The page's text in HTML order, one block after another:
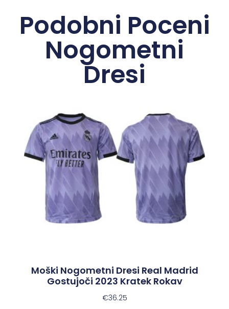
Podobni Poceni
Nogometni
Dresi
Moški Nogometni Dresi Real Madrid
Gostujoči 2023 Kratek Rokav
€36.25